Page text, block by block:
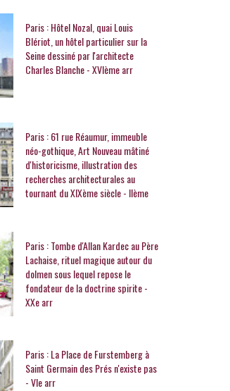
Paris : Hôtel Nozal, quai Louis
Blériot, un hôtel particulier sur la
Seine dessiné par l'architecte
Charles Blanche - XVIème arr
Paris : 61 rue Réaumur, immeuble
néo-gothique, Art Nouveau mâtiné
d'historicisme, illustration des
recherches architecturales au
tournant du XIXème siècle - IIème
Paris : Tombe d'Allan Kardec au Père
Lachaise, rituel magique autour du
dolmen sous lequel repose le
fondateur de la doctrine spirite -
XXe arr
Paris : La Place de Furstemberg à
Saint Germain des Prés n'existe pas
- VIe arr